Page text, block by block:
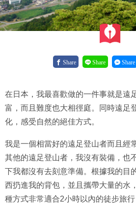
Share Share Share
在日本，我最喜歡做的一件事就是遠
富，​​而且難度也大相徑庭。同時遠足
化，感受自然的絕佳方式。
我是一個相當好的遠足登山者而且經
其他的遠足登山者，我沒有裝備，也
下我都沒有去刻意準備。根據我的目
西扔進我的背包，並且攜帶大量的水
種方式非常適合2小時以內的徒步旅